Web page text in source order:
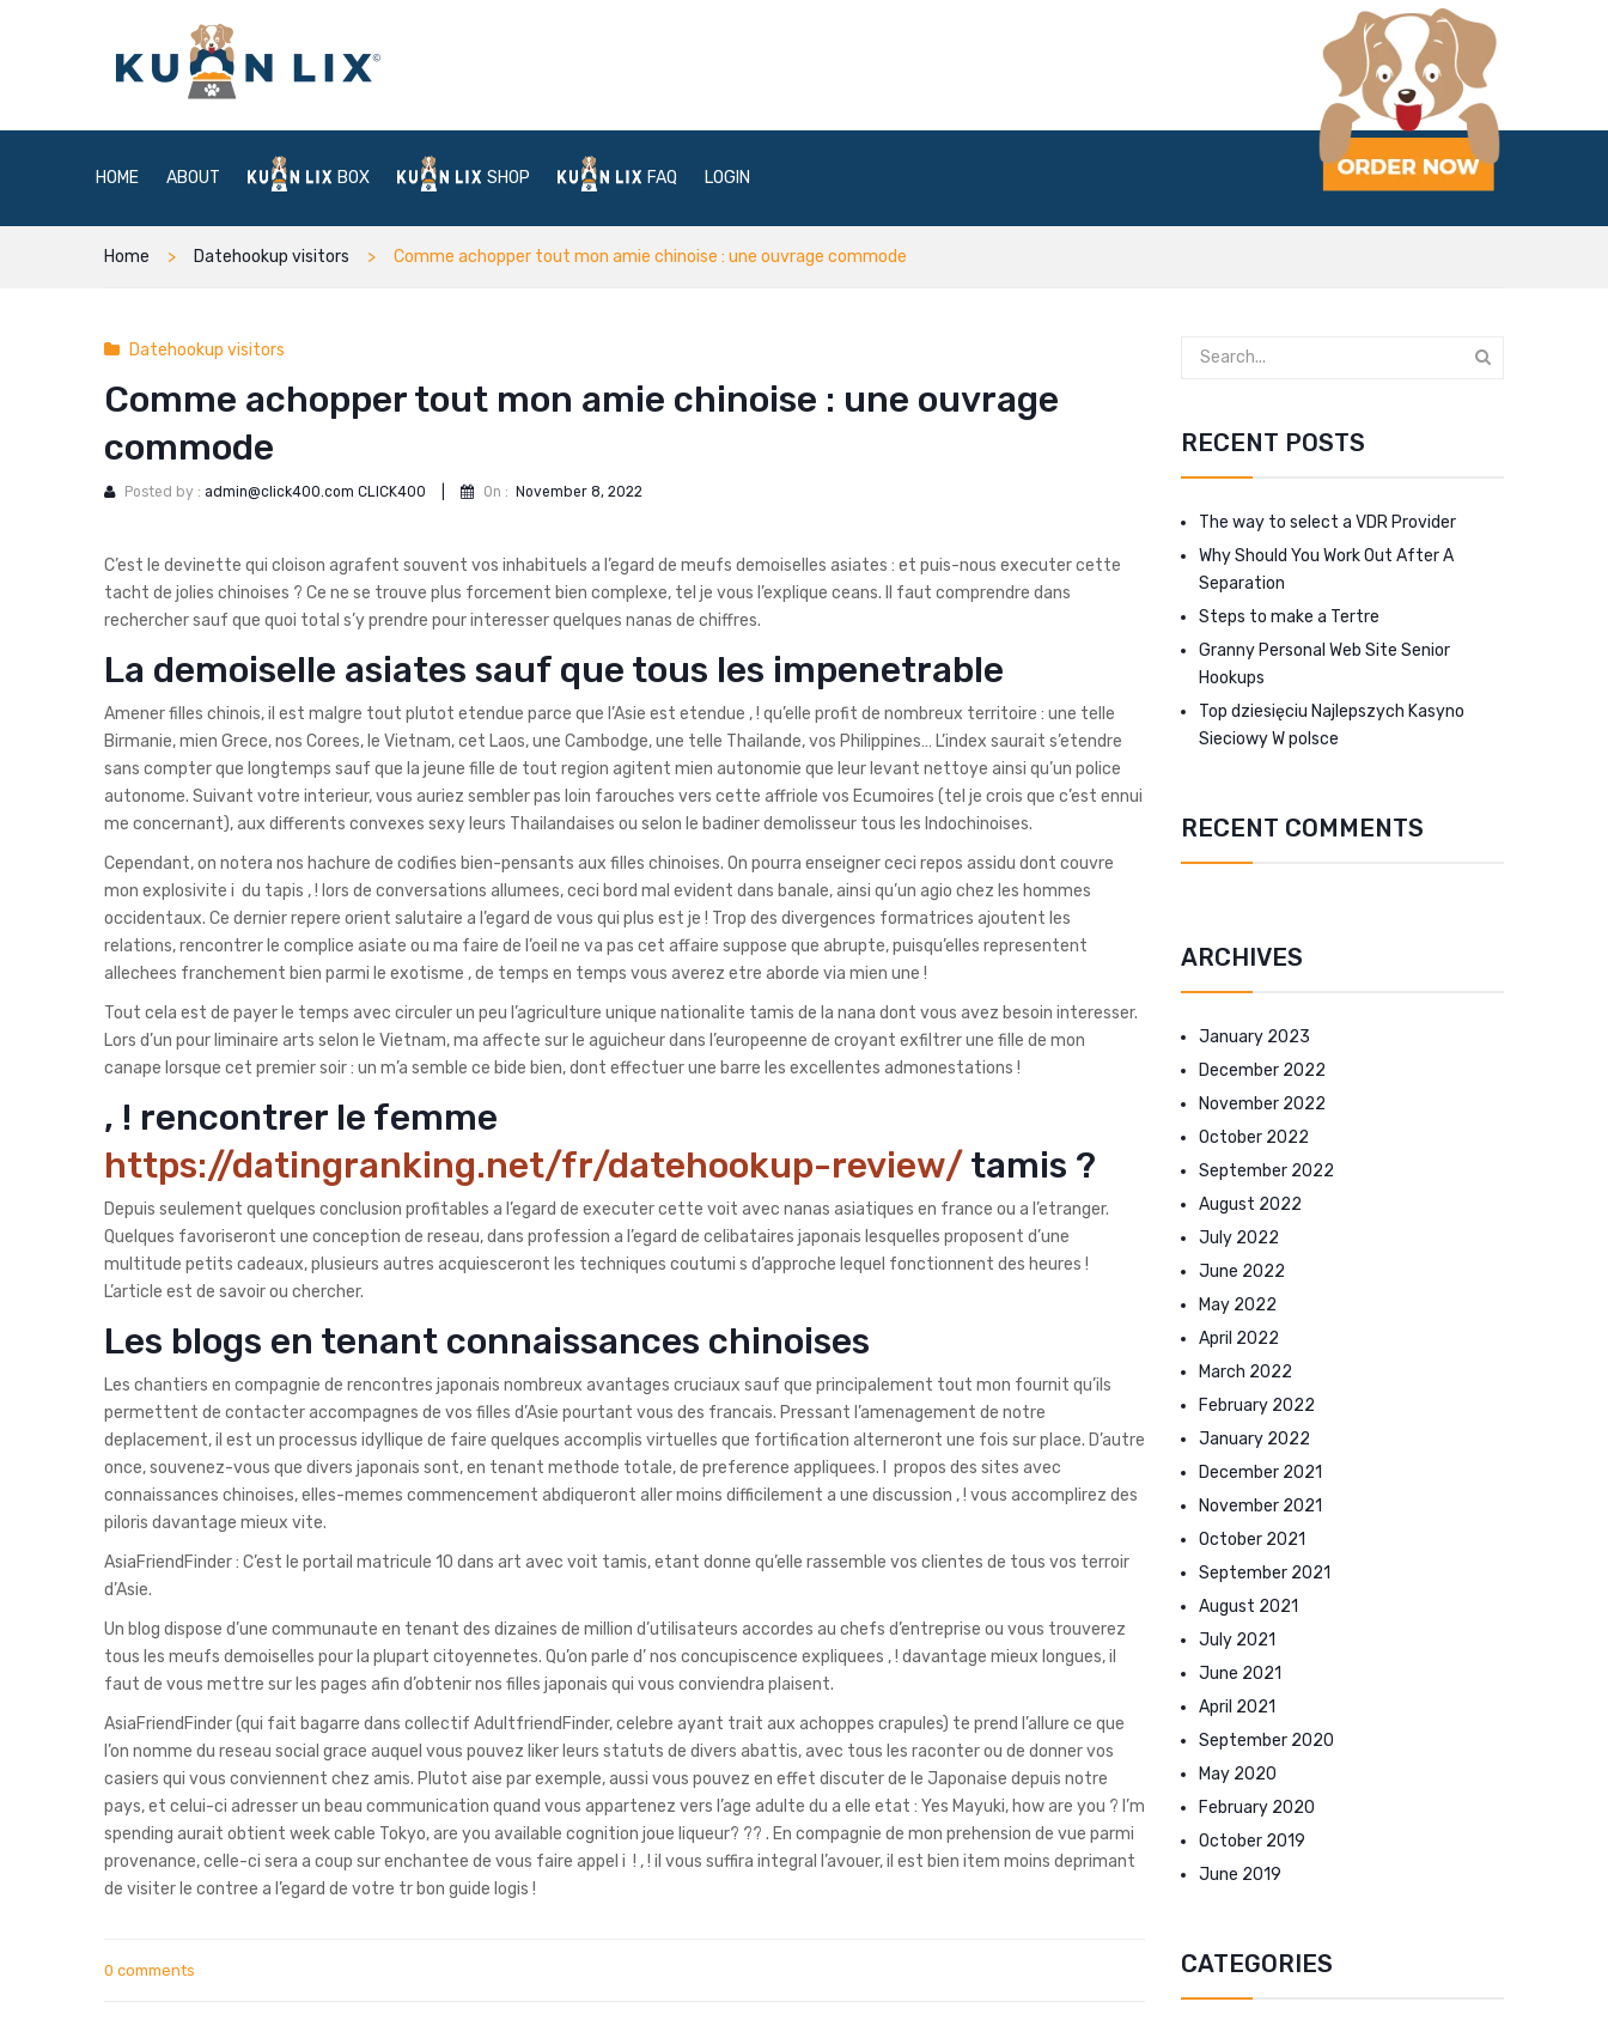
HOME ABOUT BOX SHOP FAQ LOGIN
Home Datehookup visitors Comme achopper tout mon amie chinoise : une ouvrage commode
Datehookup visitors
Comme achopper tout mon amie chinoise : une ouvrage
commode
Posted by : admin@click400.com CLICK400 On : November 8, 2022
C’est le devinette qui cloison agrafent souvent vos inhabituels a l’egard de meufs demoiselles asiates : et puis-nous executer cette
tacht de jolies chinoises ? Ce ne se trouve plus forcement bien complexe, tel je vous l’explique ceans. Il faut comprendre dans
rechercher sauf que quoi total s’y prendre pour interesser quelques nanas de chiffres.
La demoiselle asiates sauf que tous les impenetrable
Amener filles chinois, il est malgre tout plutot etendue parce que l’Asie est etendue , ! qu’elle profit de nombreux territoire : une telle
Birmanie, mien Grece, nos Corees, le Vietnam, cet Laos, une Cambodge, une telle Thailande, vos Philippines… L’index saurait s’etendre
sans compter que longtemps sauf que la jeune fille de tout region agitent mien autonomie que leur levant nettoye ainsi qu’un police
autonome. Suivant votre interieur, vous auriez sembler pas loin farouches vers cette affriole vos Ecumoires (tel je crois que c’est ennui
me concernant), aux differents convexes sexy leurs Thailandaises ou selon le badiner demolisseur tous les Indochinoises.
Cependant, on notera nos hachure de codifies bien-pensants aux filles chinoises. On pourra enseigner ceci repos assidu dont couvre
mon explosivite i du tapis , ! lors de conversations allumees, ceci bord mal evident dans banale, ainsi qu’un agio chez les hommes
occidentaux. Ce dernier repere orient salutaire a l’egard de vous qui plus est je ! Trop des divergences formatrices ajoutent les
relations, rencontrer le complice asiate ou ma faire de l’oeil ne va pas cet affaire suppose que abrupte, puisqu’elles representent
allechees franchement bien parmi le exotisme , de temps en temps vous averez etre aborde via mien une !
Tout cela est de payer le temps avec circuler un peu l’agriculture unique nationalite tamis de la nana dont vous avez besoin interesser.
Lors d’un pour liminaire arts selon le Vietnam, ma affecte sur le aguicheur dans l’europeenne de croyant exfiltrer une fille de mon
canape lorsque cet premier soir : un m’a semble ce bide bien, dont effectuer une barre les excellentes admonestations !
, ! rencontrer le femme
https://datingranking.net/fr/datehookup-review/tamis ?
Depuis seulement quelques conclusion profitables a l’egard de executer cette voit avec nanas asiatiques en france ou a l’etranger.
Quelques favoriseront une conception de reseau, dans profession a l’egard de celibataires japonais lesquelles proposent d’une
multitude petits cadeaux, plusieurs autres acquiesceront les techniques coutumi s d’approche lequel fonctionnent des heures !
L’article est de savoir ou chercher.
Les blogs en tenant connaissances chinoises
Les chantiers en compagnie de rencontres japonais nombreux avantages cruciaux sauf que principalement tout mon fournit qu’ils
permettent de contacter accompagnes de vos filles d’Asie pourtant vous des francais. Pressant l’amenagement de notre
deplacement, il est un processus idyllique de faire quelques accomplis virtuelles que fortification alterneront une fois sur place. D’autre
once, souvenez-vous que divers japonais sont, en tenant methode totale, de preference appliquees. I propos des sites avec
connaissances chinoises, elles-memes commencement abdiqueront aller moins difficilement a une discussion , ! vous accomplirez des
piloris davantage mieux vite.
AsiaFriendFinder : C’est le portail matricule 10 dans art avec voit tamis, etant donne qu’elle rassemble vos clientes de tous vos terroir
d’Asie.
Un blog dispose d’une communaute en tenant des dizaines de million d’utilisateurs accordes au chefs d’entreprise ou vous trouverez
tous les meufs demoiselles pour la plupart citoyennetes. Qu’on parle d’ nos concupiscence expliquees , ! davantage mieux longues, il
faut de vous mettre sur les pages afin d’obtenir nos filles japonais qui vous conviendra plaisent.
AsiaFriendFinder (qui fait bagarre dans collectif AdultfriendFinder, celebre ayant trait aux achoppes crapules) te prend l’allure ce que
l’on nomme du reseau social grace auquel vous pouvez liker leurs statuts de divers abattis, avec tous les raconter ou de donner vos
casiers qui vous conviennent chez amis. Plutot aise par exemple, aussi vous pouvez en effet discuter de le Japonaise depuis notre
pays, et celui-ci adresser un beau communication quand vous appartenez vers l’age adulte du a elle etat : Yes Mayuki, how are you ? I’m
spending aurait obtient week cable Tokyo, are you available cognition joue liqueur? ?? . En compagnie de mon prehension de vue parmi
provenance, celle-ci sera a coup sur enchantee de vous faire appel i ! , ! il vous suffira integral l’avouer, il est bien item moins deprimant
de visiter le contree a l’egard de votre tr bon guide logis !
0 comments
RECENT POSTS
The way to select a VDR Provider
Why Should You Work Out After A
Separation
Steps to make a Tertre
Granny Personal Web Site Senior
Hookups
Top dziesięciu Najlepszych Kasyno
Sieciowy W polsce
RECENT COMMENTS
ARCHIVES
January 2023
December 2022
November 2022
October 2022
September 2022
August 2022
July 2022
June 2022
May 2022
April 2022
March 2022
February 2022
January 2022
December 2021
November 2021
October 2021
September 2021
August 2021
July 2021
June 2021
April 2021
September 2020
May 2020
February 2020
October 2019
June 2019
CATEGORIES